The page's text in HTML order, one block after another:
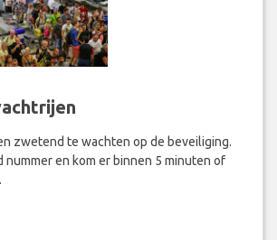
zwetend te wachten op de beveiliging.
nummer en kom er binnen 5 minuten of